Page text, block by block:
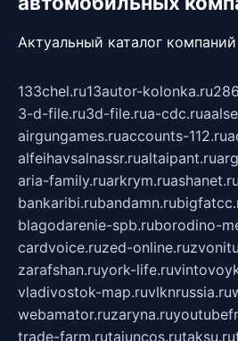
Актуальный каталог
133chel.ru13autor-kolonka.ru
3-d-file.ru3d-file.rua-cdc.ru
airgungames.ruaccounts-112.ru
alfeihavsalnassr.rualtaipant.ru
aria-family.ruarkrym.ruashanet.ru
bankaribi.rubandamn.ru
blagodarenie-spb.ruborodino-
cardvoice.ruzed-online.ru
zarafshan.ruyork-life.ru
vladivostok-map.ruvlknrussia.ru
webamator.ruzaryna.ru
trade-farm.rutajuncos.rutaksu.ru